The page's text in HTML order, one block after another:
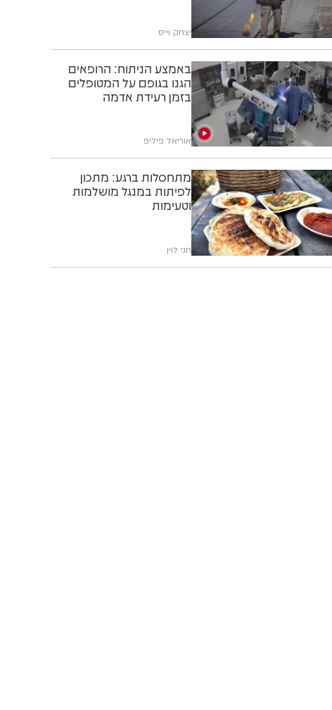
יצחק וייס
באמצע הניתוח: הרופאים
הגנו בגופם על המטופלים
בזמן רעידת אדמה
אוריאל פיליפ
מתחסלות ברגע: מתכון
לפיתות במנגל מושלמות
וטעימות
חני לוין